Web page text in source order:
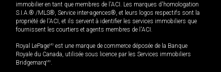
immobilier en tant que membres de l'ACI. Les marques d'homologation
S.I.A.® /MLS®, Service inter-agences®, et leurs logos respectifs sont la
propriété de l'ACI, et ils servent à identifier les services immobiliers que
fournissent les courtiers et agents membres de l'ACI.
Royal LePageMD est une marque de commerce déposée de la Banque
Royale du Canada, utilisée sous licence par les Services immobiliers
BridgemarqMD